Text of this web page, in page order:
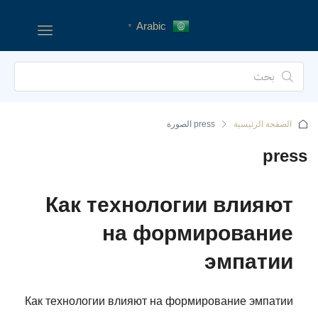
Arabic
▼
الصفحة الرئيسية
press
Как технологии влияют
на формирование
эмпатии
Как технологии влияют на формирование эмпатии